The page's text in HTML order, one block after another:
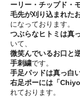
ーリー・チップド・
毛先が刈り込まれた
になっております。
つぶらなヒトミは真
いて、
微笑んでいるお口と
手刺繍です。
手足パッドは真っ白
右足ポーには「
れております。